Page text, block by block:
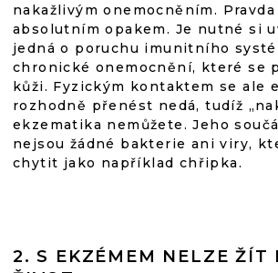
nakažlivým onemocněním.
absolutním opakem. Je nutné si
jedná o poruchu imunitního
chronické onemocnění, které se
kůži. Fyzickým kontaktem se ale
rozhodně přenést nedá, tudíž
ekzematika nemůžete. Jeho
nejsou žádné bakterie ani viry,
chytit jako například chřipka.
2. S EKZÉMEM NELZE ŽÍT